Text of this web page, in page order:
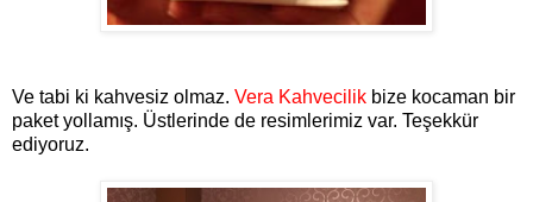
Ve tabi ki kahvesiz olmaz. Vera Kahvecilik bize kocaman bir
paket yollamış. Üstlerinde de resimlerimiz var. Teşekkür
ediyoruz.